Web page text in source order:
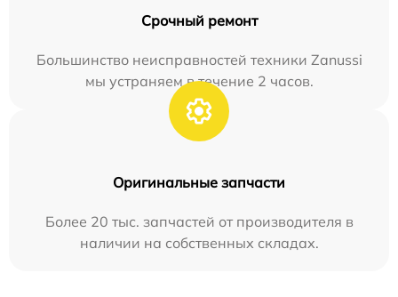
Срочный ремонт
Большинство неисправностей техники Zanussi
мы устраняем в течение 2 часов.
Оригинальные запчасти
Более 20 тыс. запчастей от производителя в
наличии на собственных складах.